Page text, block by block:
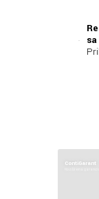
sa
ContiGarant